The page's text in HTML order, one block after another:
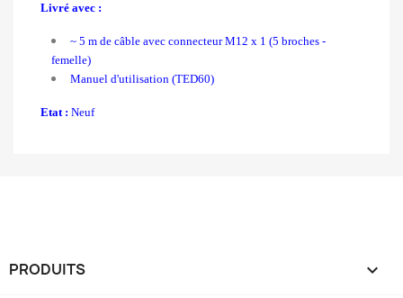
Livré avec :
~ 5 m de câble avec connecteur M12 x 1 (5 broches -
femelle)
Manuel d'utilisation (TED60)
Etat : Neuf
PRODUITS 